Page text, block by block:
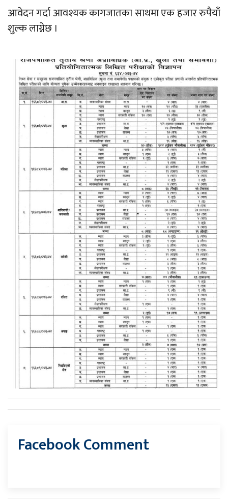
आवेदन गर्दा आवश्यक कागजातका साथमा एक हजार रुपैयाँ
शुल्क लाग्नेछ ।
Facebook Comment